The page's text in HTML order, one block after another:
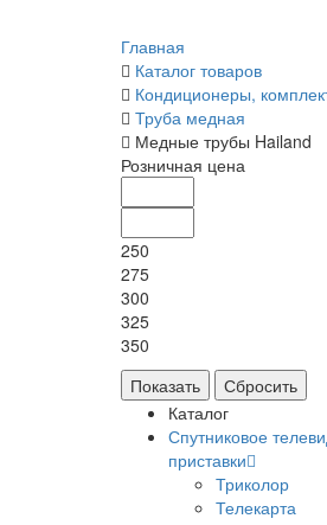
Главная
Каталог товаров
Кондиционеры,
Труба медная
Медные трубы Hailand
Розничная цена
250
275
300
325
350
Каталог
Спутниковое
приставки
Триколор
Телекарта